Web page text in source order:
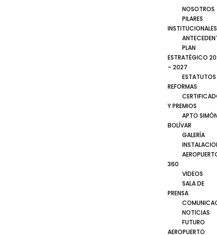
NOSOTROS
PILARES
INSTITUCIONALES
PLAN
ESTRATÉGICO
– 2027
ESTATUTOS
REFORMAS
Y PREMIOS
APTO
BOLÍVAR
GALERÍA
360
VIDEOS
SALA DE
PRENSA
NOTICIAS
FUTURO
AEROPUERTO